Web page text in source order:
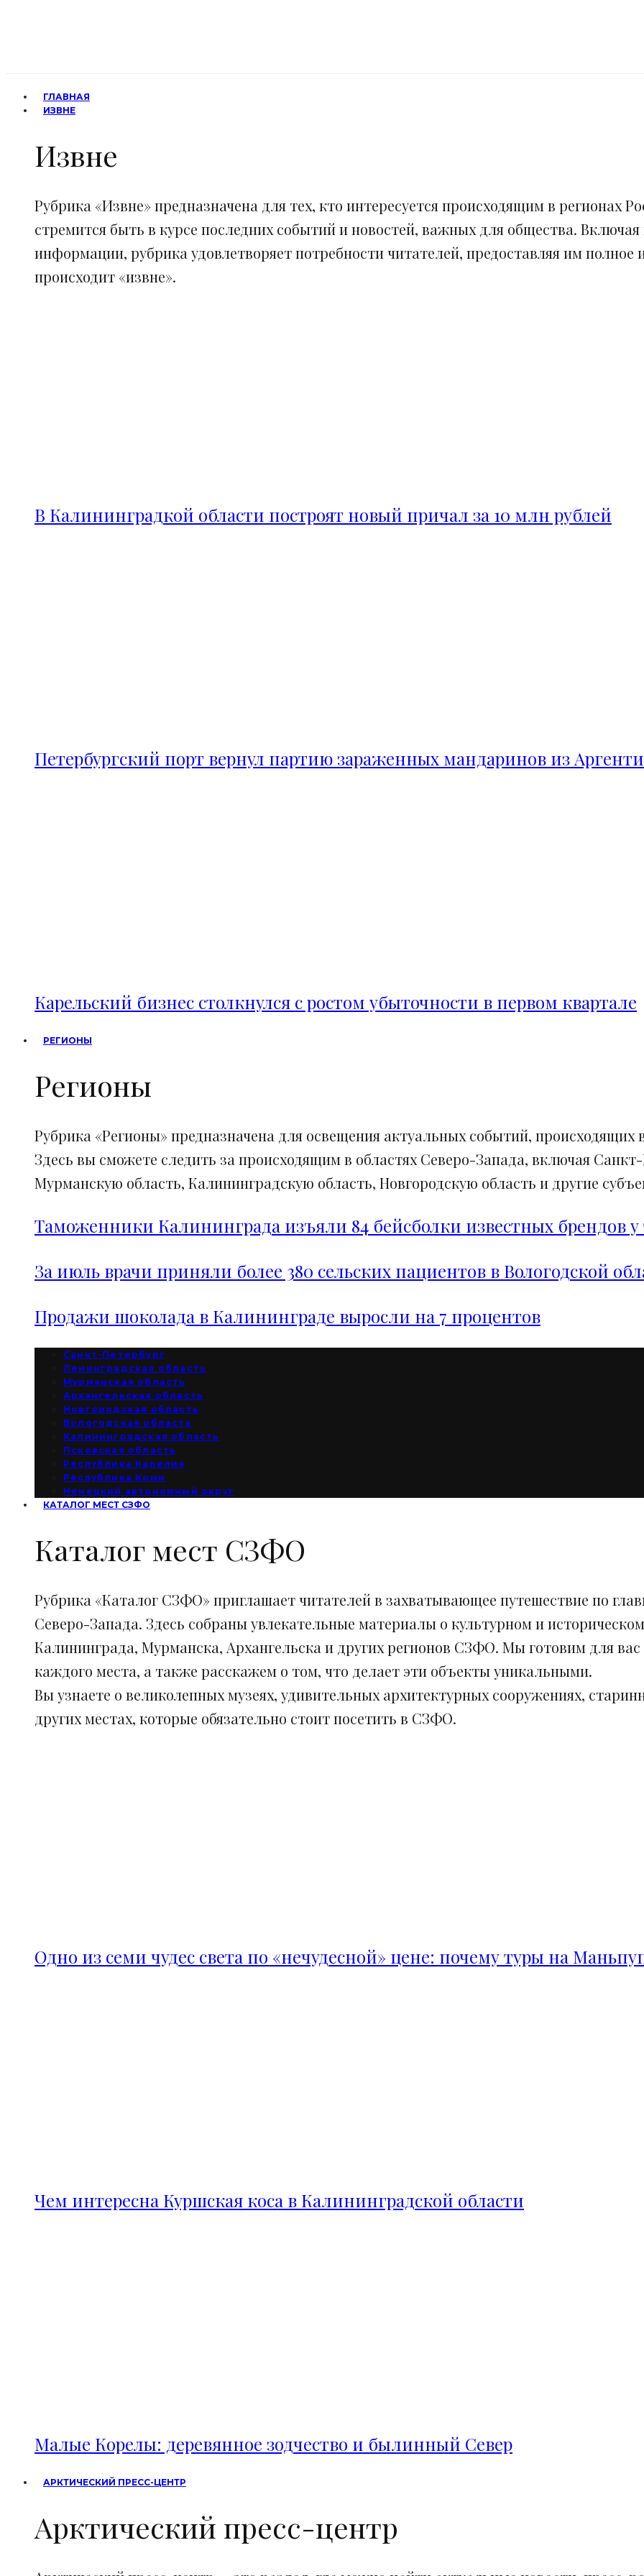
ГЛАВНАЯ
ИЗВНЕ
Извне
Рубрика «Извне» предназначена для тех, кто интересуется происходящим в регионах
стремится быть в курсе последних событий и новостей, важных для общества.
информации, рубрика удовлетворяет потребности читателей, предоставляя им полное
происходит «извне».
В Калининградкой области построят новый причал за 10 млн рублей
Петербургский порт вернул партию зараженных мандаринов из
Карельский бизнес столкнулся с ростом убыточности в первом квартале
РЕГИОНЫ
Регионы
Рубрика «Регионы» предназначена для освещения актуальных событий, происходящих
Здесь вы сможете следить за происходящим в областях Северо-Запада, включая
Мурманскую область, Калининградскую область, Новгородскую область и другие
Таможенники Калининграда изъяли 84 бейсболки известных брендов у
За июль врачи приняли более 380 сельских пациентов в Вологодской
Продажи шоколада в Калининграде выросли на 7 процентов
Санкт-Петербург
Ленинградская область
Мурманская область
Архангельская область
Новгородская область
Вологодская область
Калининградская область
Псковская область
Республика Карелия
Республика Коми
Ненецкий автономный округ
КАТАЛОГ МЕСТ СЗФО
Каталог мест СЗФО
Рубрика «Каталог СЗФО» приглашает читателей в захватывающее путешествие по
Северо-Запада. Здесь собраны увлекательные материалы о культурном и
Калининграда, Мурманска, Архангельска и других регионов СЗФО. Мы готовим для
каждого места, а также расскажем о том, что делает эти объекты уникальными.
Вы узнаете о великолепных музеях, удивительных архитектурных сооружениях,
других местах, которые обязательно стоит посетить в СЗФО.
Одно из семи чудес света по «нечудесной» цене: почему туры на
Чем интересна Куршская коса в Калининградской области
Малые Корелы: деревянное зодчество и былинный Север
АРКТИЧЕСКИЙ ПРЕСС-ЦЕНТР
Арктический пресс-центр